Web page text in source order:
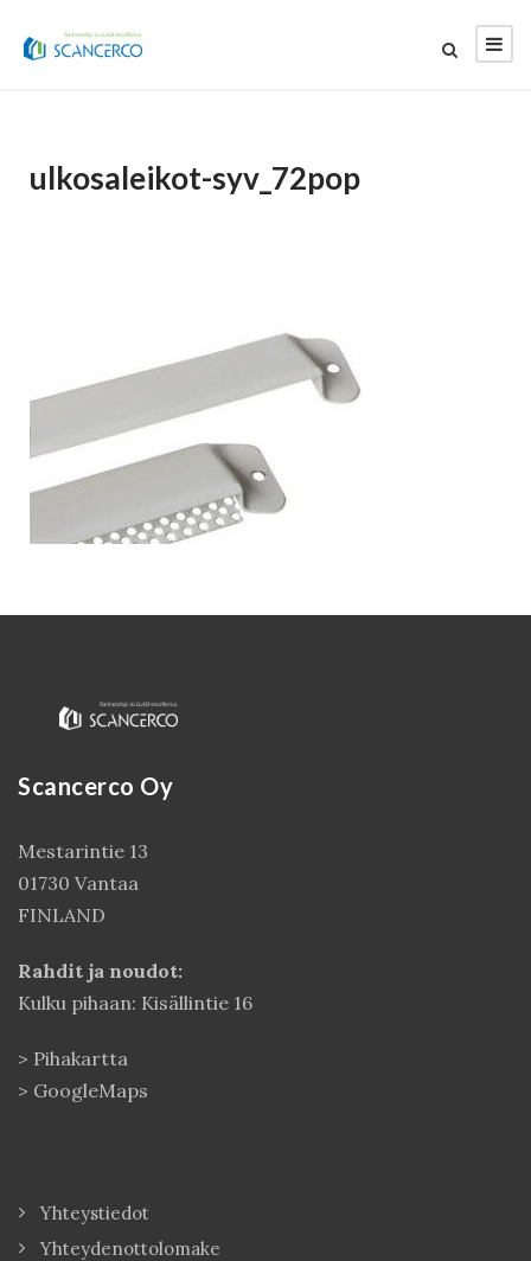
ulkosaleikot-syv_72pop
Scancerco Oy
Mestarintie 13
01730 Vantaa
FINLAND
Rahdit ja noudot:
Kulku pihaan: Kisällintie 16
> Pihakartta
> GoogleMaps
Yhteystiedot
Yhteydenottolomake